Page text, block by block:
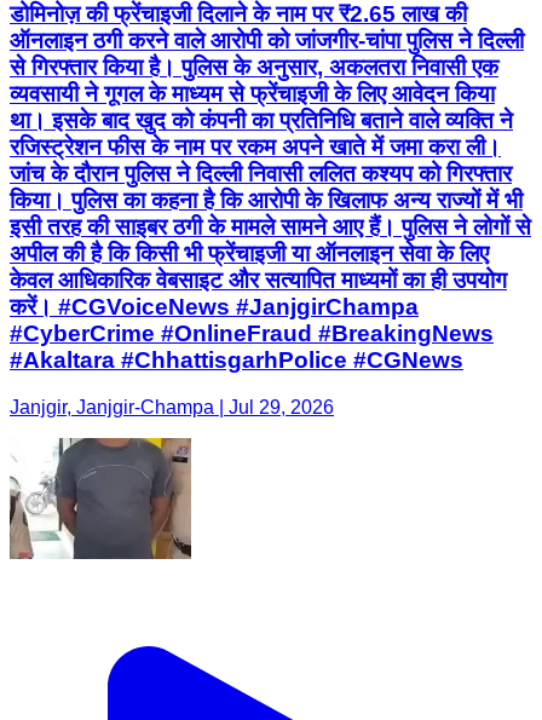
डोमिनोज़ की फ्रेंचाइजी दिलाने के नाम पर ₹2.65 लाख की
ऑनलाइन ठगी करने वाले आरोपी को जांजगीर-चांपा पुलिस ने दिल्ली
से गिरफ्तार किया है। पुलिस के अनुसार, अकलतरा निवासी एक
व्यवसायी ने गूगल के माध्यम से फ्रेंचाइजी के लिए आवेदन किया
था। इसके बाद खुद को कंपनी का प्रतिनिधि बताने वाले व्यक्ति ने
रजिस्ट्रेशन फीस के नाम पर रकम अपने खाते में जमा करा ली।
जांच के दौरान पुलिस ने दिल्ली निवासी ललित कश्यप को गिरफ्तार
किया। पुलिस का कहना है कि आरोपी के खिलाफ अन्य राज्यों में भी
इसी तरह की साइबर ठगी के मामले सामने आए हैं। पुलिस ने लोगों से
अपील की है कि किसी भी फ्रेंचाइजी या ऑनलाइन सेवा के लिए
केवल आधिकारिक वेबसाइट और सत्यापित माध्यमों का ही उपयोग
करें। #CGVoiceNews #JanjgirChampa
#CyberCrime #OnlineFraud #BreakingNews
#Akaltara #ChhattisgarhPolice #CGNews
Janjgir, Janjgir-Champa | Jul 29, 2026